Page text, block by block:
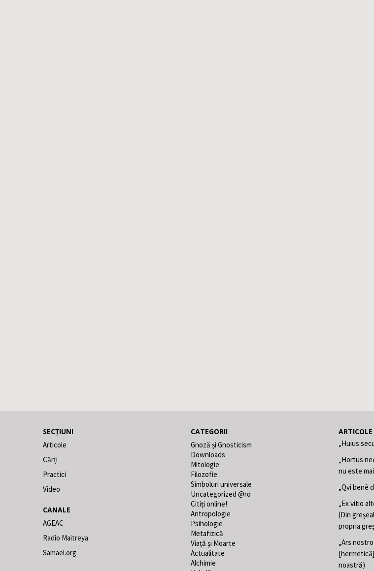
SECȚIUNI
Articole
Cărți
Practici
Video
CANALE
AGEAC
Radio Maitreya
Samael.org
CATEGORII
Gnoză și Gnosticism
Downloads
Mitologie
Filozofie
Simboluri universale
Uncategorized @ro
Citiți online!
Antropologie
Psihologie
Metafizică
Viață și Moarte
Actualitate
Alchimie
ARTICOLE
„Huius
„Hortus
nu este
„Qvi benè
„Ex vitio
(Din
propria
„Ars
noastră)